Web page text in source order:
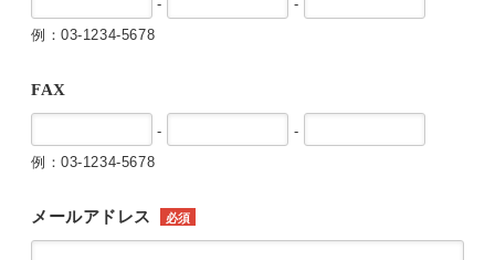
-
-
例：03-1234-5678
FAX
-
-
例：03-1234-5678
メールアドレス 必須